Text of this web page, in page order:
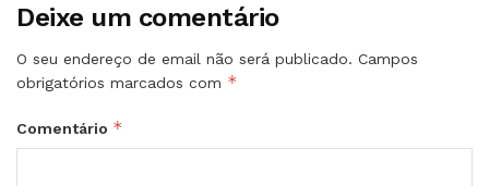
Deixe um comentário
O seu endereço de email não será publicado. Campos
obrigatórios marcados com *
Comentário *